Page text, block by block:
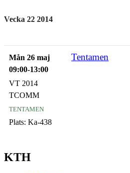
Vecka 22 2014
Mån 26 maj
09:00-13:00
Tentamen
VT 2014
TCOMM
tentamen
Plats: Ka-438
KTH